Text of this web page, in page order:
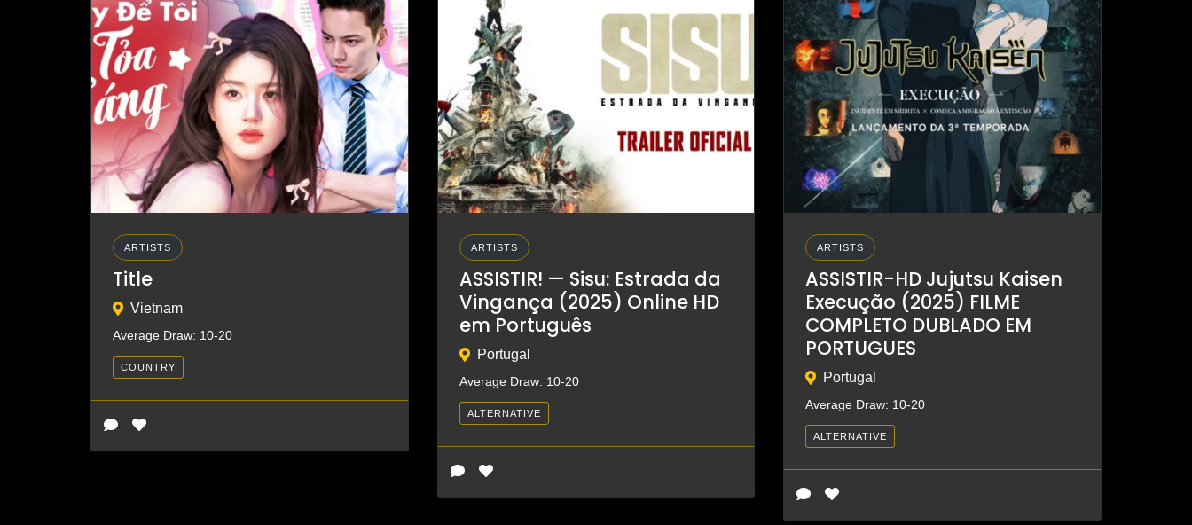
ARTISTS
Title
Vietnam
Average Draw: 10-20
COUNTRY
ARTISTS
ASSISTIR! — Sisu: Estrada da
Vingança (2025) Online HD
em Português
Portugal
Average Draw: 10-20
ALTERNATIVE
ARTISTS
ASSISTIR-HD Jujutsu Kaisen
Execução (2025) FILME
COMPLETO DUBLADO EM
PORTUGUES
Portugal
Average Draw: 10-20
ALTERNATIVE